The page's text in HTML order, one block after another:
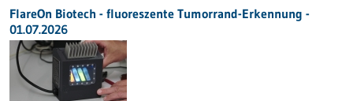
FlareOn Biotech - fluoreszente Tumorrand-Erkennung -
01.07.2026